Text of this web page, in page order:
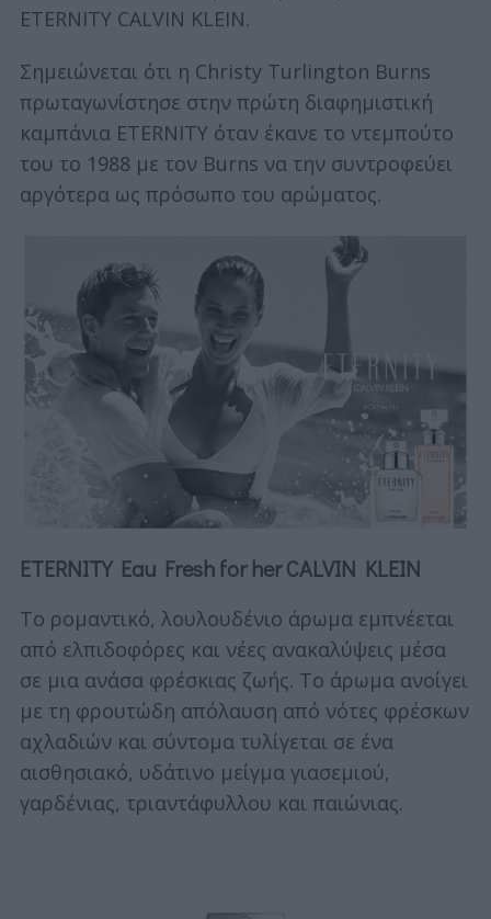
ETERNITY CALVIN KLEIN.
Σημειώνεται ότι η Christy Turlington Burns
πρωταγωνίστησε στην πρώτη διαφημιστική
καμπάνια ETERNITY όταν έκανε το ντεμπούτο
του το 1988 με τον Burns να την συντροφεύει
αργότερα ως πρόσωπο του αρώματος.
ETERNITY Eau Fresh for her CALVIN KLEIN
Το ρομαντικό, λουλουδένιο άρωμα εμπνέεται
από ελπιδοφόρες και νέες ανακαλύψεις μέσα
σε μια ανάσα φρέσκιας ζωής. Το άρωμα ανοίγει
με τη φρουτώδη απόλαυση από νότες φρέσκων
αχλαδιών και σύντομα τυλίγεται σε ένα
αισθησιακό, υδάτινο μείγμα γιασεμιού,
γαρδένιας, τριαντάφυλλου και παιώνιας.